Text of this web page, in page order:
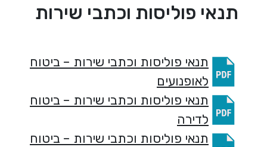
תנאי פוליסות וכתבי שירות
תנאי פוליסות וכתבי שירות – ביטוח
לאופנועים
תנאי פוליסות וכתבי שירות – ביטוח
לדירה
תנאי פוליסות וכתבי שירות – ביטוח